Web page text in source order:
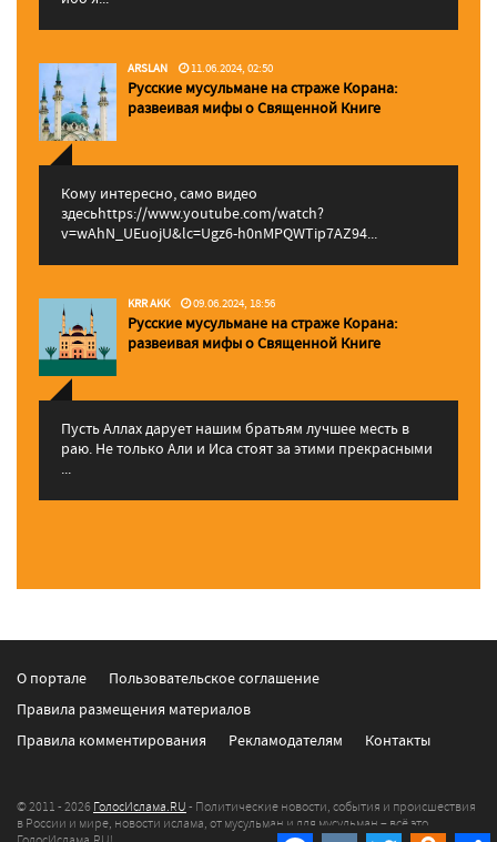
ARSLAN 11.06.2024, 02:50
Русские мусульмане на страже Корана:
pазвеивая мифы о Священной Книге
Кому интересно, само видео
здесьhttps://www.youtube.com/watch?
v=wAhN_UEuojU&lc=Ugz6-h0nMPQWTip7AZ94...
KRR AKK 09.06.2024, 18:56
Русские мусульмане на страже Корана:
pазвеивая мифы о Священной Книге
Пусть Аллах дарует нашим братьям лучшее месть в
раю. Не только Али и Иса стоят за этими прекрасными
...
О портале
Пользовательское соглашение
Правила размещения материалов
Правила комментирования
Рекламодателям Контакты
© 2011 - 2026 ГолосИслама.RU - Политические новости, события и происшествия
в России и мире, новости ислама, от мусульман и для мусульман – всё это